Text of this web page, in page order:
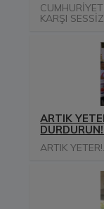
KARŞI
ARTIK
ARTIK